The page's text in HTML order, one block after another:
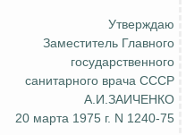
Утверждаю
Заместитель Главного
государственного
санитарного врача СССР
А.И.ЗАИЧЕНКО
20 марта 1975 г. N 1240-75